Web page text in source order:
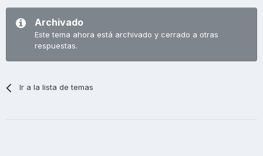
Archivado
Este tema ahora está archivado y cerrado a otras
respuestas.
Ir a la lista de temas